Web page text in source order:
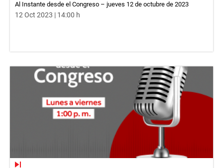
Al Instante desde el Congreso – jueves 12 de octubre de 2023
12 Oct 2023 | 14:00 h